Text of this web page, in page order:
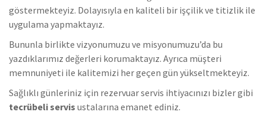
göstermekteyiz. Dolayısıyla en kaliteli bir işçilik ve titizlik ile
uygulama yapmaktayız.
Bununla birlikte vizyonumuzu ve misyonumuzu’da bu
yazdıklarımız değerleri korumaktayız. Ayrıca müşteri
memnuniyeti ile kalitemizi her geçen gün yükseltmekteyiz.
Sağlıklı günleriniz için rezervuar servis ihtiyacınızı bizler gibi
tecrübeli servis ustalarına emanet ediniz.